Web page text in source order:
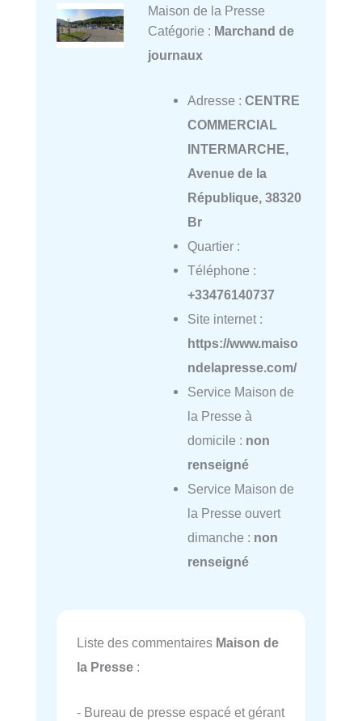
Maison de la Presse
Catégorie : Marchand de
journaux
Adresse : CENTRE
COMMERCIAL
INTERMARCHE,
Avenue de la
République, 38320
Br
Quartier :
Téléphone :
+33476140737
Site internet :
https://www.maiso
ndelapresse.com/
Service Maison de
la Presse à
domicile : non
renseigné
Service Maison de
la Presse ouvert
dimanche : non
renseigné
Liste des commentaires Maison de
la Presse :
- Bureau de presse espacé et gérant